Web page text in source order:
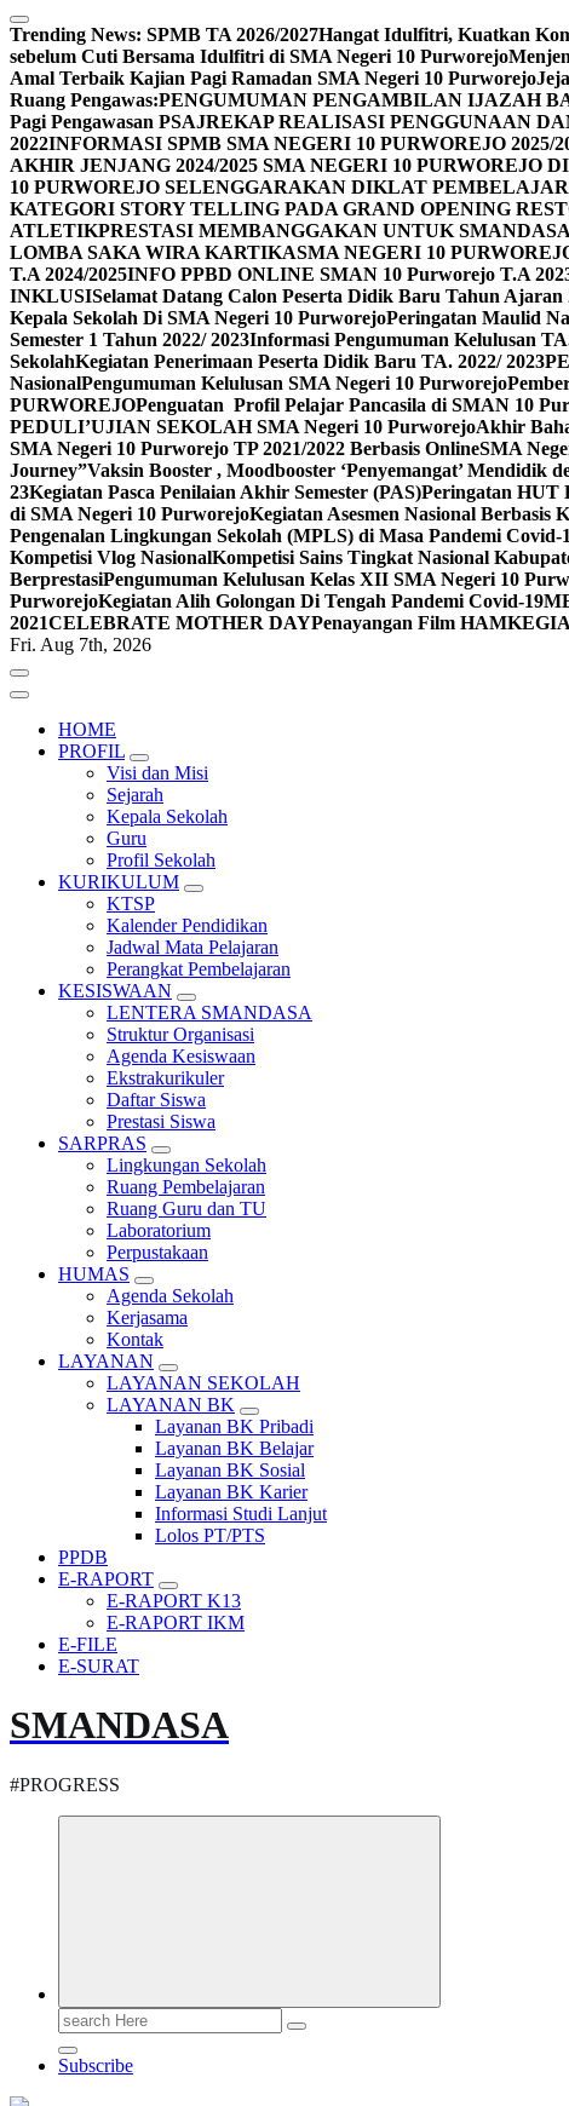
Trending News: SPMB TA 2026/2027Hangat Idulfitri, Kuatkan
sebelum Cuti Bersama Idulfitri di SMA Negeri 10 Purworejo
Amal Terbaik Kajian Pagi Ramadan SMA Negeri 10 Purworejo
Ruang Pengawas:PENGUMUMAN PENGAMBILAN IJAZAH
Pagi Pengawasan PSAJREKAP REALISASI PENGGUNAAN
2022INFORMASI SPMB SMA NEGERI 10 PURWOREJO 2025/
AKHIR JENJANG 2024/2025 SMA NEGERI 10
10 PURWOREJO SELENGGARAKAN DIKLAT
KATEGORI STORY TELLING PADA GRAND OPENING
ATLETIKPRESTASI MEMBANGGAKAN UNTUK
LOMBA SAKA WIRA KARTIKASMA NEGERI 10
T.A 2024/2025INFO PPBD ONLINE SMAN 10 Purworejo T.A
INKLUSISelamat Datang Calon Peserta Didik Baru Tahun Ajaran
Kepala Sekolah Di SMA Negeri 10 PurworejoPeringatan Maulid
Semester 1 Tahun 2022/ 2023Informasi Pengumuman Kelulusan
SekolahKegiatan Penerimaan Peserta Didik Baru TA. 2022/ 2023
NasionalPengumuman Kelulusan SMA Negeri 10 Purworejo
PURWOREJOPenguatan Profil Pelajar Pancasila di SMAN 10
PEDULI’UJIAN SEKOLAH SMA Negeri 10 PurworejoAkhir
SMA Negeri 10 Purworejo TP 2021/2022 Berbasis OnlineSMA
Journey”Vaksin Booster , Moodbooster ‘Penyemangat’ Mendidik
23Kegiatan Pasca Penilaian Akhir Semester (PAS)Peringatan HUT
di SMA Negeri 10 PurworejoKegiatan Asesmen Nasional Berbasis
Pengenalan Lingkungan Sekolah (MPLS) di Masa Pandemi Covid-
Kompetisi Vlog NasionalKompetisi Sains Tingkat Nasional
BerprestasiPengumuman Kelulusan Kelas XII SMA Negeri 10
PurworejoKegiatan Alih Golongan Di Tengah Pandemi Covid-19
2021CELEBRATE MOTHER DAYPenayangan Film HAM
Fri. Aug 7th, 2026
HOME
PROFIL
Visi dan Misi
Sejarah
Kepala Sekolah
Guru
Profil Sekolah
KURIKULUM
KTSP
Kalender Pendidikan
Jadwal Mata Pelajaran
Perangkat Pembelajaran
KESISWAAN
LENTERA SMANDASA
Struktur Organisasi
Agenda Kesiswaan
Ekstrakurikuler
Daftar Siswa
Prestasi Siswa
SARPRAS
Lingkungan Sekolah
Ruang Pembelajaran
Ruang Guru dan TU
Laboratorium
Perpustakaan
HUMAS
Agenda Sekolah
Kerjasama
Kontak
LAYANAN
LAYANAN SEKOLAH
LAYANAN BK
Layanan BK Pribadi
Layanan BK Belajar
Layanan BK Sosial
Layanan BK Karier
Informasi Studi Lanjut
Lolos PT/PTS
PPDB
E-RAPORT
E-RAPORT K13
E-RAPORT IKM
E-FILE
E-SURAT
SMANDASA
#PROGRESS
Search
for:
Subscribe